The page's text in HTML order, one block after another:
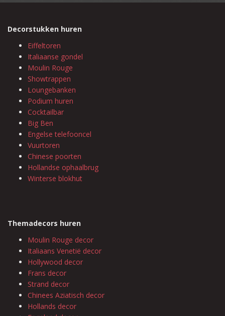
Decorstukken huren
Eiffeltoren
Italiaanse gondel
Moulin Rouge
Showtrappen
Loungebanken
Podium huren
Cocktailbar
Big Ben
Engelse telefooncel
Vuurtoren
Chinese poorten
Hollandse ophaalbrug
Winterse blokhut
Themadecors huren
Moulin Rouge decor
Italiaans Venetië decor
Hollywood decor
Frans decor
Strand decor
Chinees Aziatisch decor
Hollands decor